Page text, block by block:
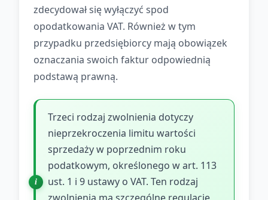
zdecydował się wyłączyć spod
opodatkowania VAT. Również w tym
przypadku przedsiębiorcy mają obowiązek
oznaczania swoich faktur odpowiednią
podstawą prawną.
Trzeci rodzaj zwolnienia dotyczy
nieprzekroczenia limitu wartości
sprzedaży w poprzednim roku
podatkowym, określonego w art. 113
ust. 1 i 9 ustawy o VAT. Ten rodzaj